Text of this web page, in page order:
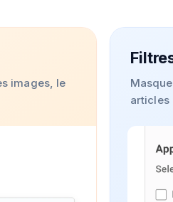
images, le
articles